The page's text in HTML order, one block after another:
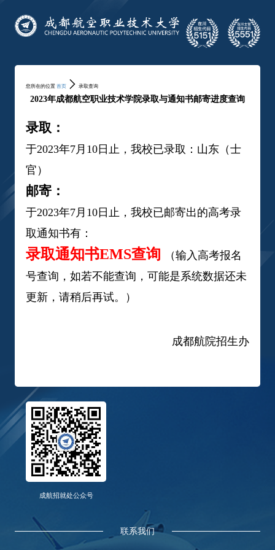
您所在的位置 首页 录取查询
2023年成都航空职业技术学院录取与通知书邮寄进度查询
录取：
于2023年7月 10日止，我校已录取：山东（士
官）
邮寄：
于2023年7月 10日止，我校已邮寄出的高考录
取通知书有：
录取通知书EMS查询
（输入高考报名
号查询，如若不能查询，可能是系统数据还未
更新，请稍后再试。）
成都航院招生办
成航招就处公众号
联系我们